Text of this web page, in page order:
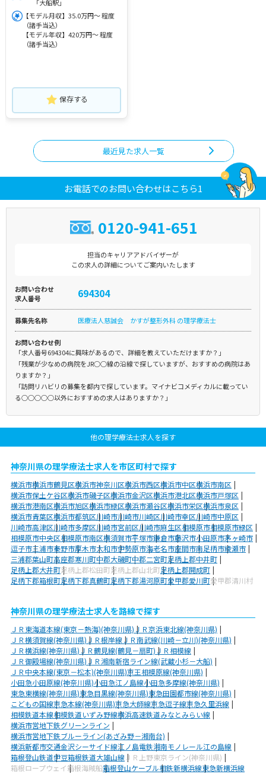
「大船駅」
【モデル月収】35.0万円～ 程度
（諸手当込）
【モデル年収】420万円～ 程度
（諸手当込）
保存する
最近見た求人一覧
お電話でのお問い合わせはこちら1
0120-941-651
担当のキャリアアドバイザーが
この求人の詳細についてご案内いたします
お問い合わせ
求人番号
694304
募集先名称 医療法人慈誠会 かすが整形外科 の理学療法士
お問い合わせ例
「求人番号694304に興味があるので、詳細を教えていただけますか？」
「残業が少なめの病院をJR○○線の沿線で探していますが、おすすめの病院はあ
りますか？」
「訪問リハビリの募集を都内で探しています。マイナビコメディカルに載ってい
る○○○○○以外におすすめの求人はありますか？」
他の理学療法士求人を探す
神奈川県の理学療法士求人を市区町村で探す
横浜市横浜市鶴見区横浜市神奈川区横浜市西区横浜市中区横浜市南区
横浜市保土ケ谷区横浜市磯子区横浜市金沢区横浜市港北区横浜市戸塚区
横浜市港南区横浜市旭区横浜市緑区横浜市瀬谷区横浜市栄区横浜市泉区
横浜市青葉区横浜市都筑区川崎市川崎市川崎区川崎市幸区川崎市中原区
川崎市高津区川崎市多摩区川崎市宮前区川崎市麻生区相模原市相模原市緑区
相模原市中央区相模原市南区横須賀市平塚市鎌倉市藤沢市小田原市茅ヶ崎市
逗子市三浦市秦野市厚木市大和市伊勢原市海老名市座間市南足柄市綾瀬市
三浦郡葉山町高座郡寒川町中郡大磯町中郡二宮町足柄上郡中井町
足柄上郡大井町足柄上郡松田町足柄上郡山北町足柄上郡開成町
足柄下郡箱根町足柄下郡真鶴町足柄下郡湯河原町愛甲郡愛川町愛甲郡清川村
神奈川県の理学療法士求人を路線で探す
ＪＲ東海道本線(東京－熱海)(神奈川県)ＪＲ京浜東北線(神奈川県)
ＪＲ横須賀線(神奈川県)ＪＲ根岸線ＪＲ南武線(川崎－立川)(神奈川県)
ＪＲ横浜線(神奈川県)ＪＲ鶴見線(鶴見－扇町)ＪＲ相模線
ＪＲ御殿場線(神奈川県)ＪＲ湘南新宿ライン線(武蔵小杉－大船)
ＪＲ中央本線(東京－松本)(神奈川県)京王相模原線(神奈川県)
小田急小田原線(神奈川県)小田急江ノ島線小田急多摩線(神奈川県)
東急東横線(神奈川県)東急目黒線(神奈川県)東急田園都市線(神奈川県)
こどもの国線京急本線(神奈川県)京急大師線京急逗子線京急久里浜線
相模鉄道本線相模鉄道いずみ野線横浜高速鉄道みなとみらい線
横浜市営地下鉄グリーンライン
横浜市営地下鉄ブルーライン(あざみ野－湘南台)
横浜新都市交通金沢シーサイド線江ノ島電鉄湘南モノレール江の島線
箱根登山鉄道伊豆箱根鉄道大雄山線 ＪＲ上野東京ライン(神奈川県)
箱根ロープウェイ箱根海賊船箱根登山ケーブル相鉄新横浜線東急新横浜線